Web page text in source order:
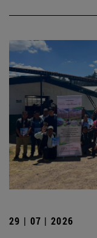
29 | 07 | 2026